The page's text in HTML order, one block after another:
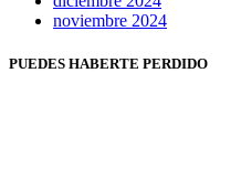
noviembre 2024
PUEDES HABERTE PERDIDO